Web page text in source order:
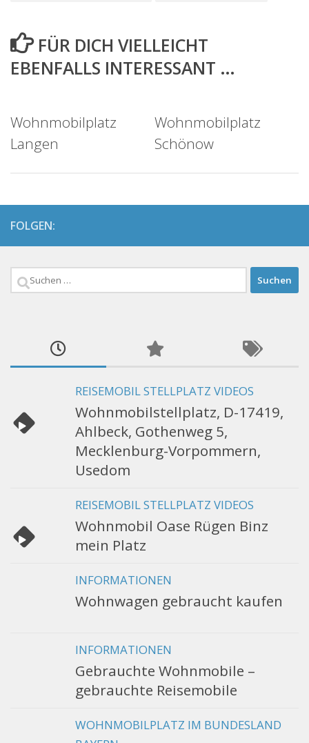
FÜR DICH VIELLEICHT
EBENFALLS INTERESSANT …
Wohnmobilplatz
Langen
Wohnmobilplatz
Schönow
FOLGEN:
Suchen
REISEMOBIL STELLPLATZ VIDEOS
Wohnmobilstellplatz, D-17419,
Ahlbeck, Gothenweg 5,
Mecklenburg-Vorpommern,
Usedom
REISEMOBIL STELLPLATZ VIDEOS
Wohnmobil Oase Rügen Binz
mein Platz
INFORMATIONEN
Wohnwagen gebraucht kaufen
INFORMATIONEN
Gebrauchte Wohnmobile –
gebrauchte Reisemobile
WOHNMOBILPLATZ IM BUNDESLAND